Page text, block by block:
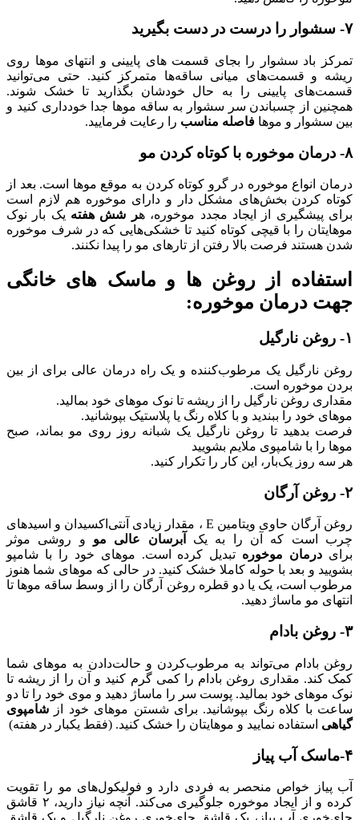
۷- سشوار را درست در دست بگیرید
تمرکز باد سشوار را بجای قسمت های پایینی و انتهای موها روی
ریشه و قسمت‌های میانی ساقه‌ها متمرکز کنید. حتی می‌توانید
قسمت‌های پایینی را به حال خودشان بگذارید تا خشک شوند.
همچنین از چسباندن سر سشوار به ساقه موها جدا خودداری کنید و
بین سشوار و موها فاصله مناسب را رعایت فرمایید.
۸- درمان موخوره با کوتاه کردن مو
درمان انواع موخوره در گرو کوتاه کردن به موقع موها است. بعد از
کوتاه کردن بخش‌های مشکل دار و دارای موخوره هم لازم است
برای پیشگیری از ایجاد مجدد موخوره، هر شش هفته یک بار نوک
موهایتان را با قیچی کوتاه کنید تا خشکی‌هایی که در شرف موخوره
شدن هستند فرصت بالا رفتن از تارهای مو را پیدا نکنند.
استفاده از روغن ها و ماسک های خانگی
جهت درمان موخوره:
۱- روغن نارگیل
روغن نارگیل یک مرطوب‌کننده و یک راه درمان عالی برای از بین
بردن موخوره است.
مقداری روغن نارگیل را از ریشه تا نوک موهای خود بمالید.
موهای خود را ببندید و با کلاه رنگ یا پلاستیک بپوشانید.
فرصت بدهید تا روغن نارگیل یک شبانه روز روی مو بماند، صبح
موها را با شامپوی ملایم بشویید
هر سه روز یک‌بار، این کار را تکرار کنید.
۲- روغن آرگان
روغن آرگان حاوی ویتامین E ، مقدار زیادی آنتی‌اکسیدان‌ و اسیدهای
چرب است که آن را به یک آبرسان عالی مو و روشی موثر
برای درمان موخوره تبدیل کرده است. موهای خود را با شامپو
بشویید و بعد با حوله کاملا خشک کنید. در حالی‌ که موهای شما هنوز
مرطوب است، یک یا دو قطره روغن آرگان را از وسط ساقه موها تا
انتهای مو ماساژ دهید.
۳- روغن بادام
روغن بادام می‌تواند به مرطوب‌کردن و حالت‌دادن به موهای شما
کمک کند. مقداری روغن بادام را کمی گرم کنید و آن را از ریشه تا
نوک موهای خود بمالید. پوست سر را ماساژ دهید و موی خود را تا دو
ساعت با کلاه رنگ بپوشانید. برای شستن موهای خود از شامپوی
گیاهی استفاده نمایید و موهایتان را خشک کنید. (فقط یکبار در هفته)
۴-ماسک آب پیاز
آب پیاز خواص منحصر به فردی دارد و فولیکول‌های مو را تقویت
کرده و از ایجاد موخوره جلوگیری می‌کند. آنچه نیاز دارید، ۲ قاشق